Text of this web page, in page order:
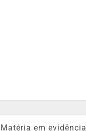
Matéria em evidência